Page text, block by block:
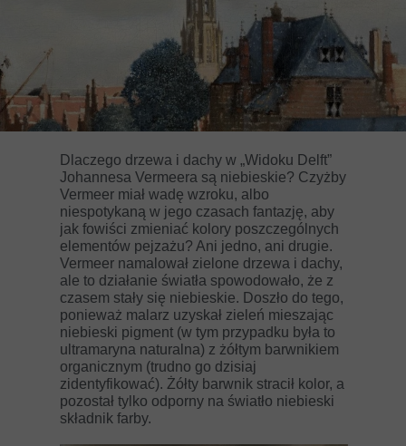
Dlaczego drzewa i dachy w „Widoku Delft”
Johannesa Vermeera są niebieskie? Czyżby
Vermeer miał wadę wzroku, albo
niespotykaną w jego czasach fantazję, aby
jak fowiści zmieniać kolory poszczególnych
elementów pejzażu? Ani jedno, ani drugie.
Vermeer namalował zielone drzewa i dachy,
ale to działanie światła spowodowało, że z
czasem stały się niebieskie. Doszło do tego,
ponieważ malarz uzyskał zieleń mieszając
niebieski pigment (w tym przypadku była to
ultramaryna naturalna) z żółtym barwnikiem
organicznym (trudno go dzisiaj
zidentyfikować). Żółty barwnik stracił kolor, a
pozostał tylko odporny na światło niebieski
składnik farby.